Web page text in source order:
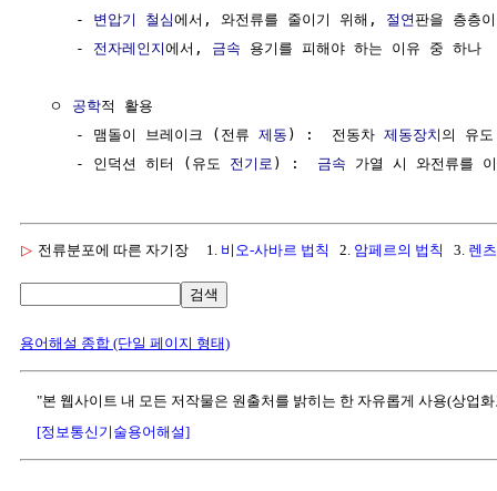
     -
변압기 철심에서, 와전류를 줄이기 위해, 절연 판을 층층
     -
전자레인지에서, 금속 용기를 피해야 하는 이유 중 하나
  ㅇ
공학적 활용
     - 맴돌이 브레이크 (전류
제동 ) :  전동차 제동장치 의 유
     - 인덕션 히터 (유도
전기로 ) : 금속 가열 시 와전류를
▷ 전류분포에 따른 자기장 1. 비오-사바르 법칙 2. 암페르의 법칙 3. 렌
검색
용어해설 종합 (단일 페이지 형태)
"본 웹사이트 내 모든 저작물은 원출처를 밝히는 한 자유롭게 사용(상업
[정보통신기술용어해설]